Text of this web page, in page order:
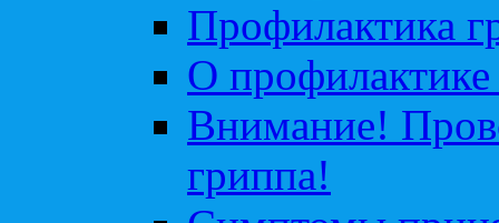
Профилактика
О профилактике
Внимание!
гриппа!